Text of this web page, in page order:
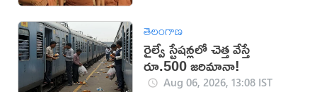
తెలంగాణ
రైల్వే స్టేషన్లలో చెత్త వేస్తే
రూ.500 జరిమానా!
Aug 06, 2026, 13:08 IST